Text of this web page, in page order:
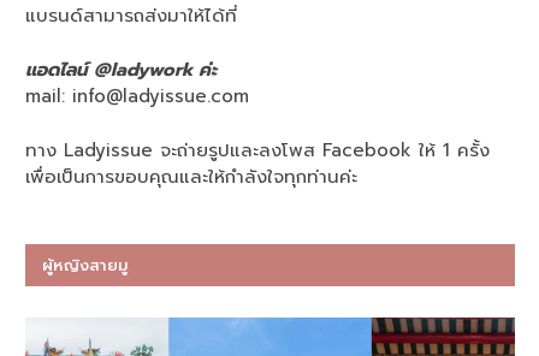
แบรนด์สามารถส่งมาให้ได้ที่
แอดไลน์ @ladywork ค่ะ
mail: info@ladyissue.com
ทาง Ladyissue จะถ่ายรูปและลงโพส Facebook ให้ 1 ครั้ง
เพื่อเป็นการขอบคุณและให้กำลังใจทุกท่านค่ะ
ผู้หญิงสายมู